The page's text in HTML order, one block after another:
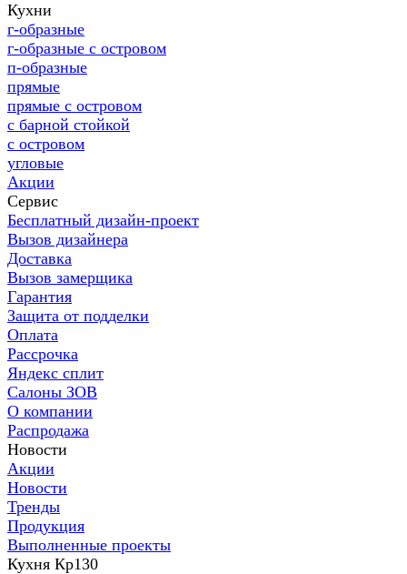
Кухни
г-образные
г-образные с островом
п-образные
прямые
прямые с островом
с барной стойкой
с островом
угловые
Акции
Сервис
Бесплатный дизайн-проект
Вызов дизайнера
Доставка
Вызов замерщика
Гарантия
Защита от подделки
Оплата
Рассрочка
Яндекс сплит
Салоны ЗОВ
О компании
Распродажа
Новости
Акции
Новости
Тренды
Продукция
Выполненные проекты
Кухня Кр130